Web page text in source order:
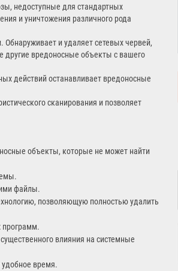
недоступные для стандартных
и уничтожения различного рода
и удаляет сетевых червей,
другие вредоносные объекты с вашего
действий останавливает вредоносные
сканирования и позволяет
объекты, которые не может найти
файлы.
позволяющую полностью удалить
программ.
влияния на системные
удобное время.